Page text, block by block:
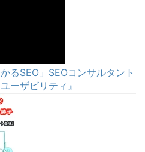
るSEO」SEOコンサルタント
ーザビリティ』